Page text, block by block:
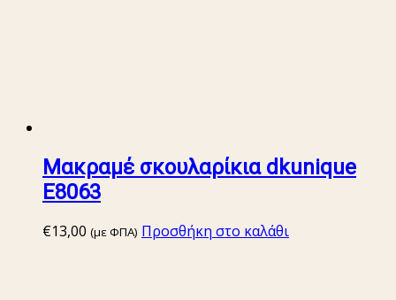
Μακραμέ σκουλαρίκια dkunique
E8063
€13,00 (με ΦΠΑ) Προσθήκη στο καλάθι